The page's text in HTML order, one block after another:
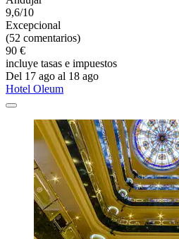
9,6/10
Excepcional
(52 comentarios)
90 €
incluye tasas e impuestos
Del 17 ago al 18 ago
Hotel Oleum